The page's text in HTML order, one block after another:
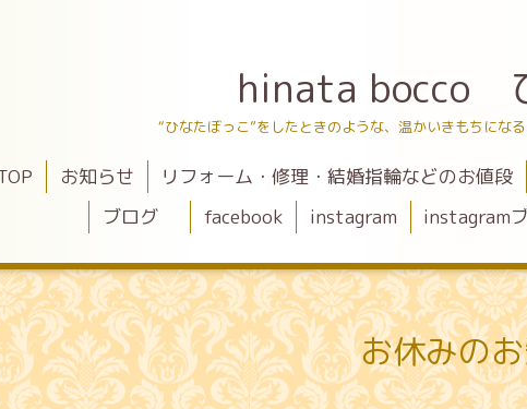
hinata bocco
“ひなたぼっこ”をしたときのような、温かいきもちにな
お知らせ リフォーム・修理・結婚指輪などのお値段
ブログ
facebook instagram instagram
お休みの